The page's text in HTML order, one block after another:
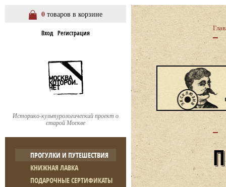
0 товаров в корзине
Вход Регистрация
Историко-культурологический проект о
старой Москве
ПРОГУЛКИ И ПУТЕШЕСТВИЯ
КНИЖНАЯ ЛАВКА
ПОДАРОЧНЫЕ СЕРТИФИКАТЫ